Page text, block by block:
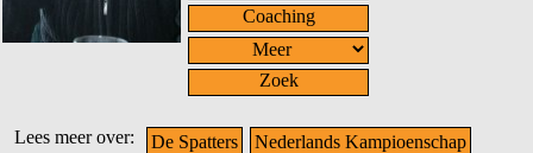
Coaching
Zoek
Lees meer over: De Spatters
Nederlands Kampioenschap